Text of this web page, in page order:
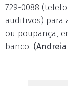
729-0088
auditivos) para
ou poupança,
banco.